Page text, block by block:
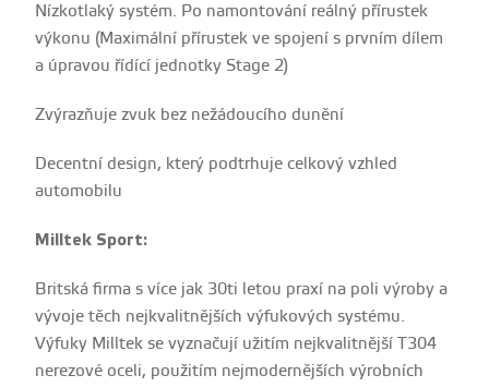
Nízkotlaký systém. Po namontování reálný přírustek
výkonu (Maximální přírustek ve spojení s prvním dílem
a úpravou řídící jednotky Stage 2)
Zvýrazňuje zvuk bez nežádoucího dunění
Decentní design, který podtrhuje celkový vzhled
automobilu
Milltek Sport:
Britská firma s více jak 30ti letou praxí na poli výroby a
vývoje těch nejkvalitnějších výfukových systému.
Výfuky Milltek se vyznačují užitím nejkvalitnější T304
nerezové oceli, použitím nejmodernějších výrobních